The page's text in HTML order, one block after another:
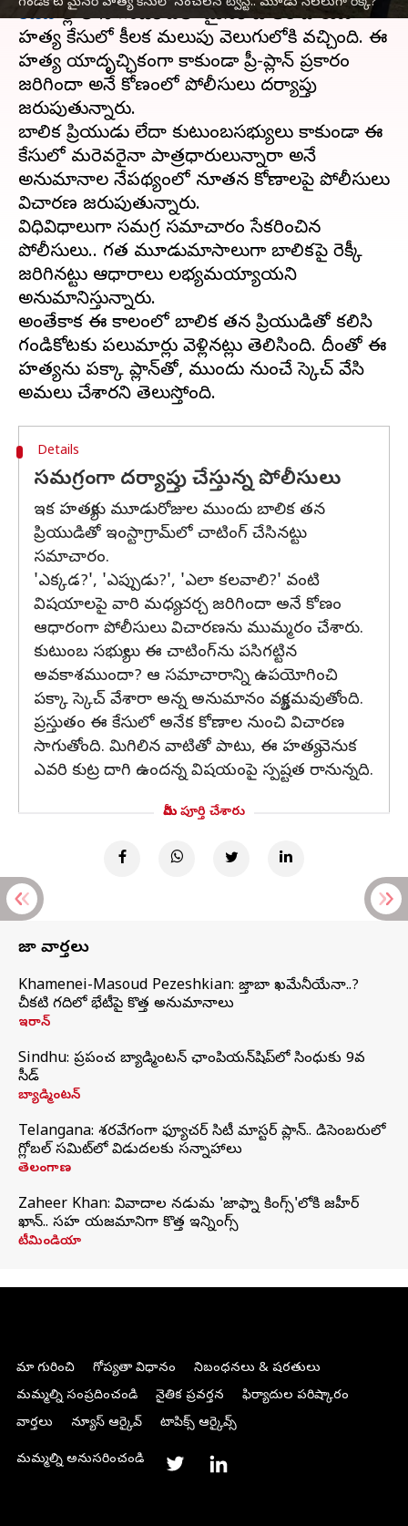
కడపజిల్లాలోని గండికోటలో మైనర్ బాలిక దారుణ
హత్య కేసులో కీలక మలుపు వెలుగులోకి వచ్చింది. ఈ
హత్య యాదృచ్ఛికంగా కాకుండా ప్రీ-ప్లాన్ ప్రకారం
జరిగిందా అనే కోణంలో పోలీసులు దర్యాప్తు
జరుపుతున్నారు.
బాలిక ప్రియుడు లేదా కుటుంబసభ్యులు కాకుండా ఈ
కేసులో మరెవరైనా పాత్రధారులున్నారా అనే
అనుమానాల నేపథ్యంలో నూతన కోణాలపై పోలీసులు
విచారణ జరుపుతున్నారు.
విధివిధాలుగా సమగ్ర సమాచారం సేకరించిన
పోలీసులు.. గత మూడుమాసాలుగా బాలికపై రెక్కీ
జరిగినట్టు ఆధారాలు లభ్యమయ్యాయని
అనుమానిస్తున్నారు.
అంతేకాక ఈ కాలంలో బాలిక తన ప్రియుడితో కలిసి
గండికోటకు పలుమార్లు వెళ్లినట్లు తెలిసింది. దీంతో ఈ
హత్యను పక్కా ప్లాన్‌తో, ముందు నుంచే స్కెచ్ వేసి
Details
సమగ్రంగా దర్యాప్తు చేస్తున్న పోలీసులు
ఇక హత్యకు మూడురోజుల ముందు బాలిక తన
ప్రియుడితో ఇంస్టాగ్రామ్‌లో చాటింగ్ చేసినట్టు
సమాచారం.
'ఎక్కడ?', 'ఎప్పుడు?', 'ఎలా కలవాలి?' వంటి
విషయాలపై వారి మధ్య చర్చ జరిగిందా అనే కోణం
ఆధారంగా పోలీసులు విచారణను ముమ్మరం చేశారు.
కుటుంబ సభ్యులు ఈ చాటింగ్‌ను పసిగట్టిన
అవకాశముందా? ఆ సమాచారాన్ని ఉపయోగించి
పక్కా స్కెచ్ వేశారా అన్న అనుమానం వ్యక్తమవుతోంది.
ప్రస్తుతం ఈ కేసులో అనేక కోణాల నుంచి విచారణ
సాగుతోంది. మిగిలిన వాటితో పాటు, ఈ హత్య వెనుక
ఎవరి కుట్ర దాగి ఉందన్న విషయంపై స్పష్టత రానున్నది.
మీరు పూర్తి చేశారు
తాజా వార్తలు
Khamenei-Masoud Pezeshkian: మొజ్తాబా ఖమేనీయేనా..?
చీకటి గదిలో భేటీపై కొత్త అనుమానాలు
ఇరాన్
Sindhu: ప్రపంచ బ్యాడ్మింటన్‌ ఛాంపియన్‌షిప్‌లో సింధుకు 9వ
సీడ్
బ్యాడ్మింటన్
Telangana: శరవేగంగా ఫ్యూచర్ సిటీ మాస్టర్ ప్లాన్.. డిసెంబరులో
గ్లోబల్‌ సమిట్‌లో విడుదలకు సన్నాహాలు
తెలంగాణ
Zaheer Khan: వివాదాల నడుమ 'జాఫ్నా కింగ్స్'లోకి జహీర్
ఖాన్.. సహ యజమానిగా కొత్త ఇన్నింగ్స్
టీమిండియా
మా గురించి గోప్యతా విధానం
నిబంధనలు & షరతులు
మమ్మల్ని సంప్రదించండి
నైతిక ప్రవర్తన
ఫిర్యాదుల పరిష్కారం
వార్తలు
న్యూస్ ఆర్కైవ్ టాపిక్స్ ఆర్కైవ్స్
మమ్మల్ని అనుసరించండి